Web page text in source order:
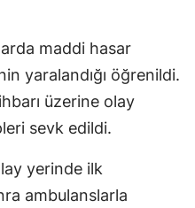
maddi hasar
yaralandığı öğrenildi.
üzerine olay
sevk edildi.
yerinde ilk
ambulanslarla